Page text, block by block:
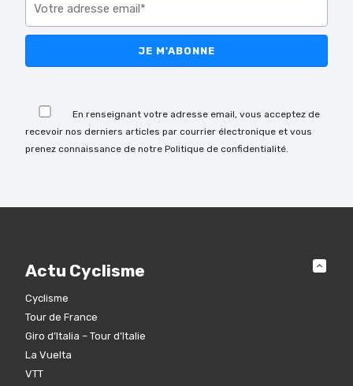
En renseignant votre adresse email, vous acceptez de
recevoir nos derniers articles par courrier électronique et vous
prenez connaissance de notre Politique de confidentialité.
Actu Cyclisme
Cyclisme
Tour de France
Giro d’Italia – Tour d’Italie
La Vuelta
VTT